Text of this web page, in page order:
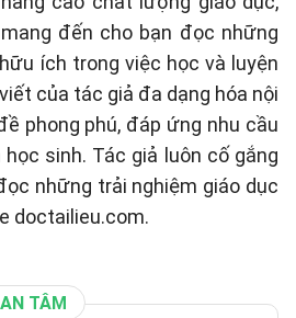
đến cho bạn đọc những
ích trong việc học và luyện
của tác giả đa dạng hóa nội
phong phú, đáp ứng nhu cầu
sinh. Tác giả luôn cố gắng
những trải nghiệm giáo dục
doctailieu.com.
TÂM